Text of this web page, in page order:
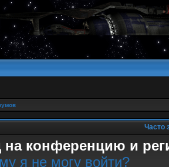
Часто
на конференцию и
я не могу войти?